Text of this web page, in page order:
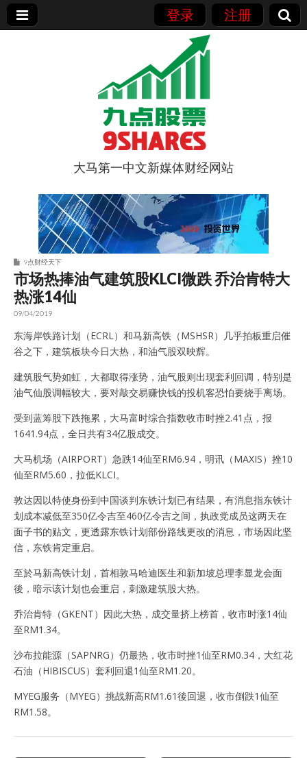
登录 注册
9点股票
大马第一中文新媒体财经网站
9点财经天下
市场热捧油气建筑股KLCI微跌 乔治肯特大
热涨14仙
09/04/2019
东海岸铁路计划（ECRL）和马新高铁（MSHSR）几乎拍板重启催
谷之下，建筑板块今日大热，和油气股双映辉。
建筑股气势如虹，大都取得涨势，油气股则出现套利回调，特别是
油气仙股调幅较大，要对敲交易赚快钱的投机客恐怕要烧手离场。
受到蓝筹股下跌拖累，大马富时综合指数收市时挫2.41点，报
1641.94点，全日共有34亿股成交。
大马机场（AIRPORT）急跌14仙至RM6.94，明讯（MAXIS）挫10
仙至RM5.60，拉低KLCI。
敦达因以特使身份到中国谈判东铁计划已有结果，有消息指东铁计
划成本减低至350亿令吉至460亿令吉之间，执政党成员这两天在
面子书的贴文，更透露东铁计划部份路线更改的消息，市场因此坚
信，东铁肯定重启。
至於马新高铁计划，首相敦马哈迪医生和新加坡总理李显龙会面
後，暗示该计划也会重启，刺激建筑股大热。
乔治肯特（GKENT）因此大热，成交量挤上榜首，收市时涨14仙
至RM1.34。
沙布拉能源（SAPNRG）仍最热，收市时挫1仙至RM0.34，大红花
石油（HIBISCUS）套利回退1仙至RM1.20。
MYEG服务（MYEG）挑战新高RM1.61後回退，收市倒跌1仙至
RM1.58。